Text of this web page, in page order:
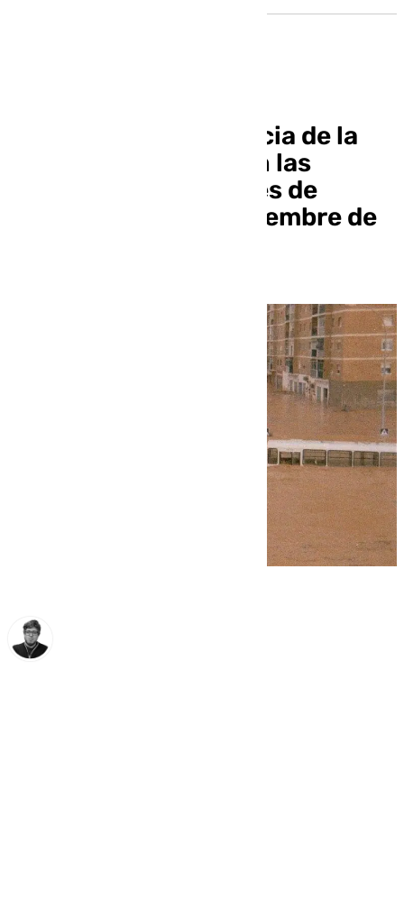
La curiosa coincidencia de la
alerta de la DANA con las
trágicas inundaciones de
Málaga del 14 de noviembre de